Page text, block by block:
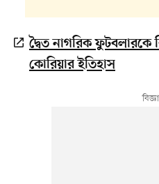
দ্বৈত নাগরিক ফুটবলারকে
কোরিয়ার ইতিহাস